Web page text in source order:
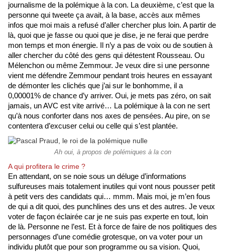
journalisme de la polémique à la con. La deuxième, c’est que la
personne qui tweete ça avait, à la base, accès aux mêmes
infos que moi mais a refusé d’aller chercher plus loin. A partir de
là, quoi que je fasse ou quoi que je dise, je ne ferai que perdre
mon temps et mon énergie. Il n’y a pas de voix ou de soutien à
aller chercher du côté des gens qui détestent Rousseau. Ou
Mélenchon ou même Zemmour. Je veux dire si une personne
vient me défendre Zemmour pendant trois heures en essayant
de démonter les clichés que j’ai sur le bonhomme, il a
0,00001% de chance d’y arriver. Oui, je mets pas zéro, on sait
jamais, un AVC est vite arrivé… La polémique à la con ne sert
qu’à nous conforter dans nos axes de pensées. Au pire, on se
contentera d’excuser celui ou celle qui s’est plantée.
Ah oui, à propos de polémiques à la con
A qui profitera le crime ?
En attendant, on se noie sous un déluge d’informations
sulfureuses mais totalement inutiles qui vont nous pousser petit
à petit vers des candidats qui… mmm. Mais moi, je m’en fous
de qui a dit quoi, des punchlines des uns et des autres. Je veux
voter de façon éclairée car je ne suis pas experte en tout, loin
de là. Personne ne l’est. Et à force de faire de nos politiques des
personnages d’une comédie grotesque, on va voter pour un
individu plutôt que pour son programme ou sa vision. Quoi,